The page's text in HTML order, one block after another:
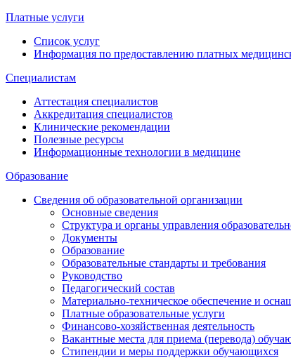
Платные услуги
Список услуг
Информация по предоставлению платных
Специалистам
Аттестация специалистов
Аккредитация специалистов
Клинические рекомендации
Полезные ресурсы
Информационные технологии в медицине
Образование
Сведения об образовательной организации
Основные сведения
Структура и органы управления
Документы
Образование
Образовательные стандарты и требования
Руководство
Педагогический состав
Материально-техническое обеспечение и
Платные образовательные услуги
Финансово-хозяйственная деятельность
Вакантные места для приема (перевода)
Стипендии и меры поддержки обучающихся